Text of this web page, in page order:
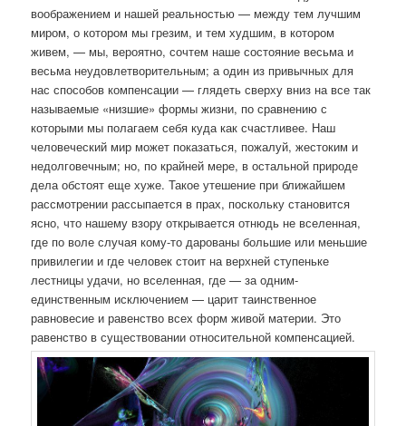
воображением и нашей реальностью — между тем лучшим
миром, о котором мы грезим, и тем худшим, в котором
живем, — мы, вероятно, сочтем наше состояние весьма и
весьма неудовлетворительным; а один из привычных для
нас способов компенсации — глядеть сверху вниз на все так
называемые «низшие» формы жизни, по сравнению с
которыми мы полагаем себя куда как счастливее. Наш
человеческий мир может показаться, пожалуй, жестоким и
недолговечным; но, по крайней мере, в остальной природе
дела обстоят еще хуже. Такое утешение при ближайшем
рассмотрении рассыпается в прах, поскольку становится
ясно, что нашему взору открывается отнюдь не вселенная,
где по воле случая кому-то дарованы большие или меньшие
привилегии и где человек стоит на верхней ступеньке
лестницы удачи, но вселенная, где — за одним-
единственным исключением — царит таинственное
равновесие и равенство всех форм живой материи. Это
равенство в существовании относительной компенсацией.